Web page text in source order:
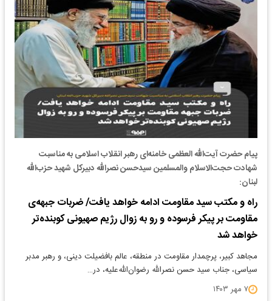
پیام حضرت آیت‌الله العظمی خامنه‌ای رهبر انقلاب اسلامی به مناسبت
شهادت حجت‌الاسلام والمسلمین سیدحسن نصرالله دبیرکل شهید حزب‌الله
لبنان:
راه و مکتب سید مقاومت ادامه خواهد یافت/ ضربات جبهه‌ی
مقاومت بر پیکر فرسوده و رو به زوال رژیم صهیونی کوبنده‌تر
خواهد شد
مجاهد کبیر، پرچمدار مقاومت در منطقه، عالم بافضیلت دینی، و رهبر مدبر
سیاسی، جناب سید حسن نصرالله رضوان‌الله‌علیه، در…
۷ مهر ۱۴۰۳